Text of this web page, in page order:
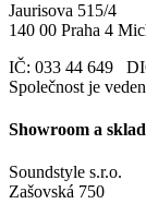
Jaurisova 515/4
140 00 Praha 4
IČ: 033 44 649
Společnost je
Showroom a sklad
Soundstyle s.r.o.
Zašovská 750